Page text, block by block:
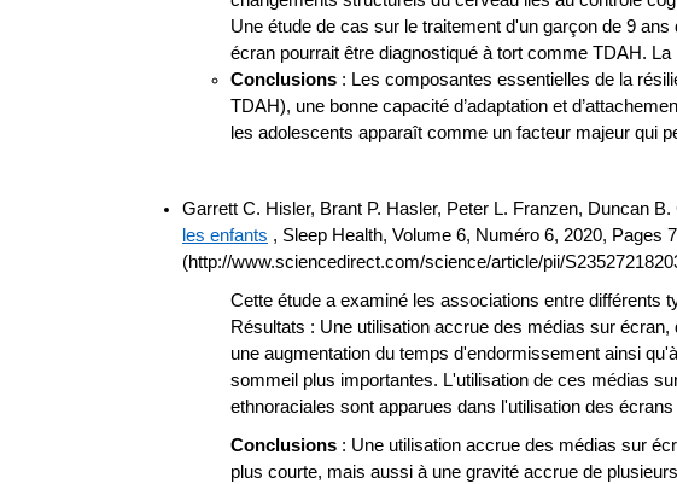
Une étude de cas sur le traitement d'un garçon de 9
écran pourrait être diagnostiqué à tort comme TDAH.
Conclusions : Les composantes essentielles de la
TDAH), une bonne capacité d’adaptation et
les adolescents apparaît comme un facteur majeur qui
Garrett C. Hisler, Brant P. Hasler, Peter L. Franzen, Duncan
les enfants , Sleep Health, Volume 6, Numéro 6, 2020, Pages
(http://www.sciencedirect.com/science/article/pii/
Cette étude a examiné les associations entre différents
Résultats : Une utilisation accrue des médias sur
une augmentation du temps d'endormissement ainsi
sommeil plus importantes. L'utilisation de ces médias
ethnoraciales sont apparues dans l'utilisation des
Conclusions : Une utilisation accrue des médias sur
plus courte, mais aussi à une gravité accrue de